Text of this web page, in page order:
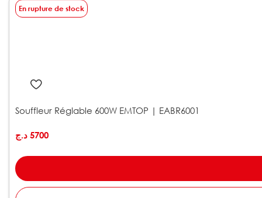
En rupture de stock
Souffleur Réglable 600W EMTOP | EABR6001
5700 د.ج